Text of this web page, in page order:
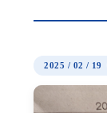
2025 / 02 / 19